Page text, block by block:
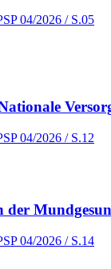
04/2026 / S.05
04/2026 / S.12
der
04/2026 / S.14